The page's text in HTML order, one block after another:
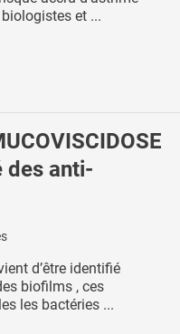
et ...
des anti-
d’être identifié
biofilms , ces
les bactéries ...